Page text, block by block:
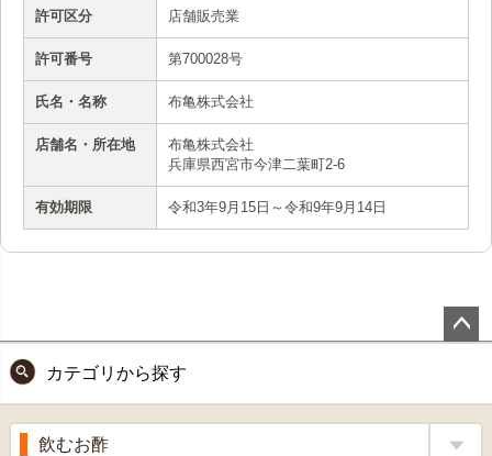
許可区分 店舗販売業
許可番号 第700028号
氏名・名称 布亀株式会社
店舗名・所在地
布亀株式会社
兵庫県西宮市今津二葉町2-6
有効期限 令和3年9月15日～令和9年9月14日
ップ
へ
カテゴリから探す
飲むお酢